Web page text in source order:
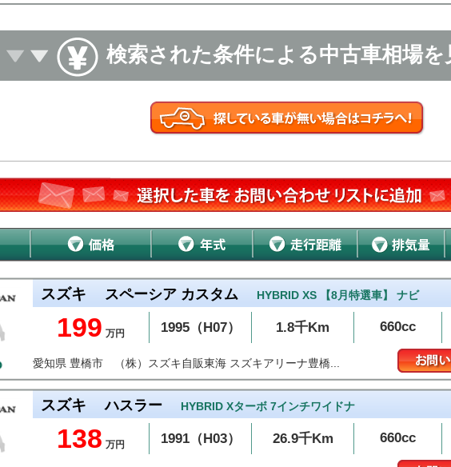
検索された条件による中古車相場を
スズキ スペーシア カスタム HYBRID XS 【8月特選車】 ナビ
199 万円 1995（H07） 1.8千Km 660cc
愛知県 豊橋市 （株）スズキ自販東海 スズキアリーナ豊橋...
スズキ ハスラー HYBRID Xターボ 7インチワイドナ
138 万円 1991（H03） 26.9千Km 660cc